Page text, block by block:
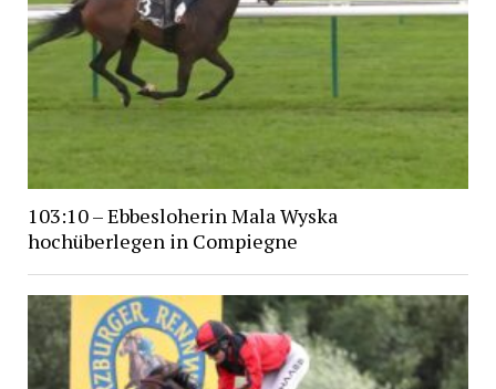
103:10 – Ebbesloherin Mala Wyska
hochüberlegen in Compiegne